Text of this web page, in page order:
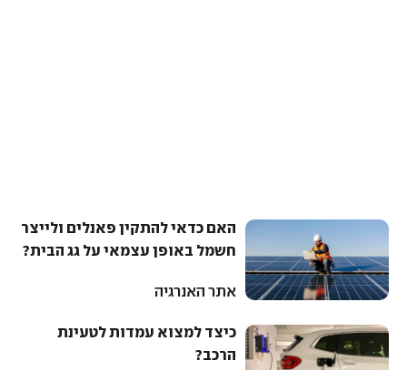
האם כדאי להתקין פאנלים ולייצר
חשמל באופן עצמאי על גג הבית?
אתר האנרגיה
כיצד למצוא עמדות לטעינת
הרכב?